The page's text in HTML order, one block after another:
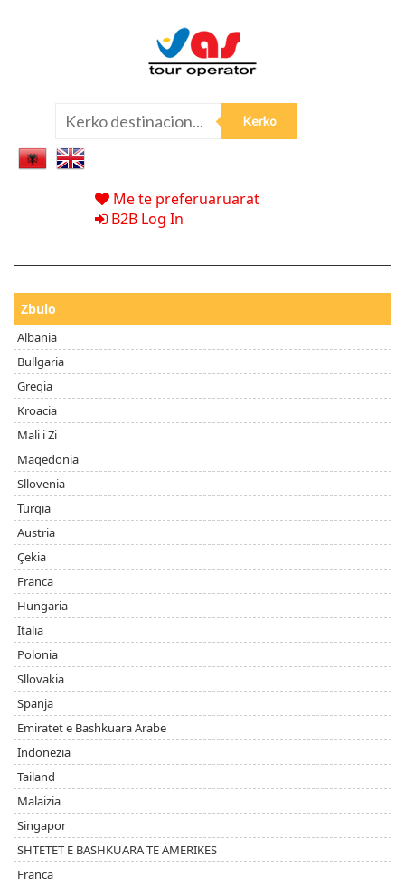
Me te preferuaruarat
B2B Log In
Zbulo
Albania
Bullgaria
Greqia
Kroacia
Mali i Zi
Maqedonia
Sllovenia
Turqia
Austria
Çekia
Franca
Hungaria
Italia
Polonia
Sllovakia
Spanja
Emiratet e Bashkuara Arabe
Indonezia
Tailand
Malaizia
Singapor
SHTETET E BASHKUARA TE AMERIKES
Franca